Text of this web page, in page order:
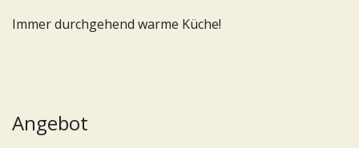
Immer durchgehend warme Küche!
Angebot